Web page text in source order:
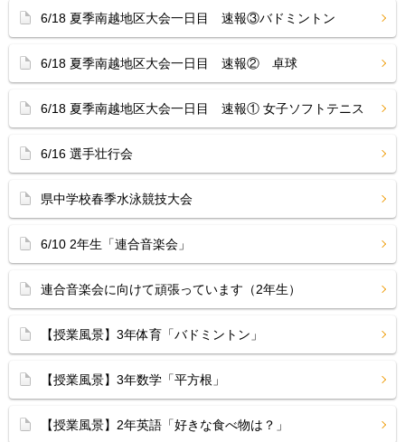
6/18 夏季南越地区大会一日目 速報③バドミントン
6/18 夏季南越地区大会一日目 速報② 卓球
6/18 夏季南越地区大会一日目 速報① 女子ソフトテニス
6/16 選手壮行会
県中学校春季水泳競技大会
6/10 2年生「連合音楽会」
連合音楽会に向けて頑張っています（2年生）
【授業風景】3年体育「バドミントン」
【授業風景】3年数学「平方根」
【授業風景】2年英語「好きな食べ物は？」